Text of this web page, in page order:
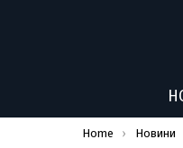
You are here:
Home Новини